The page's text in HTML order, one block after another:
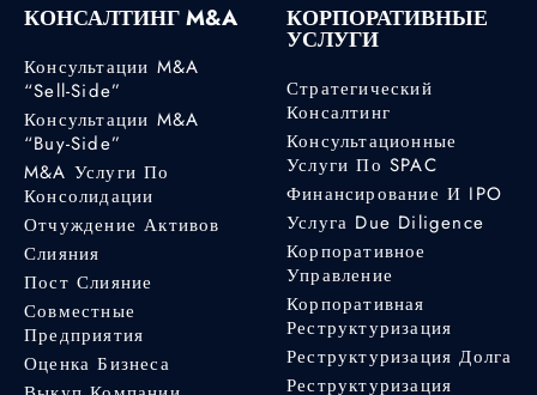
КОНСАЛТИНГ M&A
Консультации M&A
“Sell-Side”
Консультации M&A
“Buy-Side”
M&A Услуги По
Консолидации
Отчуждение Активов
Слияния
Пост Слияние
Совместные
Предприятия
Оценка Бизнеса
КОРПОРАТИВНЫЕ
УСЛУГИ
Стратегический
Консалтинг
Консультационные
Услуги По SPAC
Финансирование И IPO
Услуга Due Diligence
Корпоративное
Управление
Корпоративная
Реструктуризация
Реструктуризация Долга
Реструктуризация